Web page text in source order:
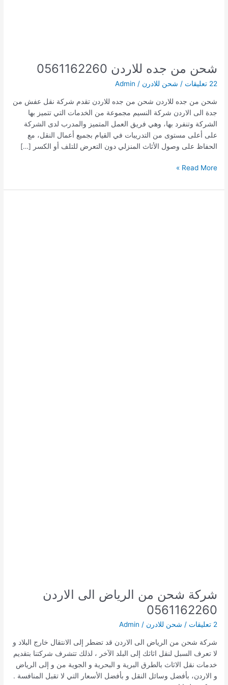
شحن من جده للاردن 0561162260
22 تعليقات / شحن للادرن /
Admin
شحن من جده للاردن شحن من جده للاردن تقدم شركة نقل عفش من
جدة الى الاردن شركة النسيم مجموعة من الخدمات التي تتميز بها
الشركة وتنفرد بها، وهي فريق العمل المتميز والمدرب لدى الشركة
على أعلى مستوى من التدريبات في القيام بجميع أعمال النقل، مع
الحفاظ على وصول الأثاث المنزلي دون التعرض للتلف أو الكسر […]
شحن
جده
Read More »
شركة شحن من الرياض الى الاردن
0561162260
2 تعليقات / شحن للادرن /
Admin
شركة شحن من الرياض الى الاردن قد تضطر إلى الانتقال خارج البلاد و
لا تعرف السبل لنقل اثاثك إلى البلد الآخر ، لذلك تتشرف شركتنا بتقديم
خدمات نقل الاثاث بالطرق البرية و البحرية و الجوية من و إلى الرياض
و الاردن، بأفضل وسائل النقل و بأفضل الأسعار التي لا تقبل المنافسة .